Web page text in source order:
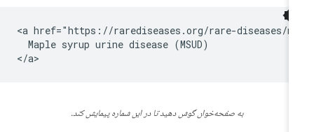
<a href="https://rarediseases.org/rare-diseases/
  Maple syrup urine disease (MSUD)
به صفحه‌خوان گوش دهید تا در این شماره پیمایش کند.